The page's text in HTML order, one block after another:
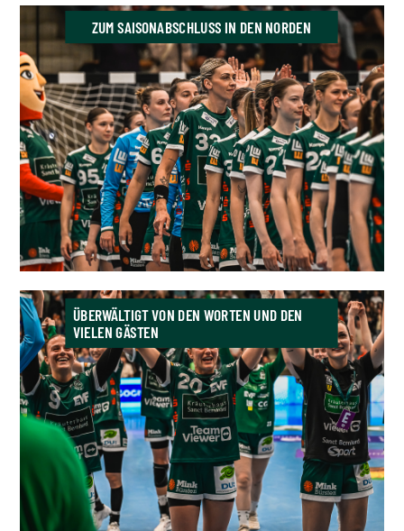
ZUM SAISONABSCHLUSS IN DEN NORDEN
ÜBERWÄLTIGT VON DEN WORTEN UND DEN
VIELEN GÄSTEN